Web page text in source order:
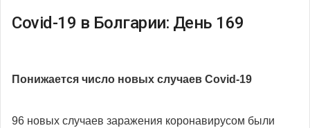
Covid-19 в Болгарии: День 169
Понижается число новых случаев Covid-19
96 новых случаев заражения коронавирусом были